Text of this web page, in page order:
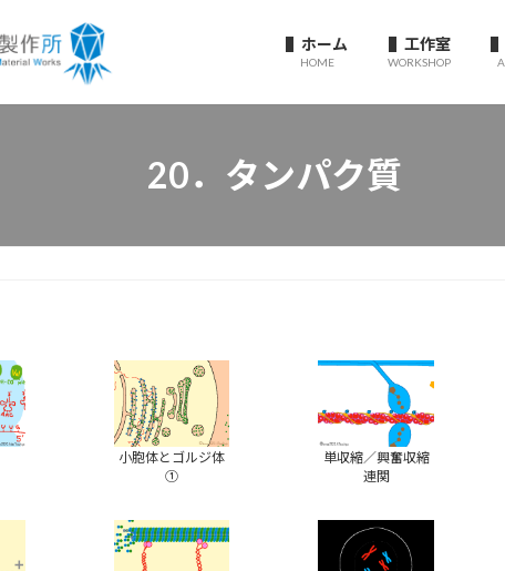
▌ホーム
HOME
▌工作室
WORKSHOP
20．タンパク質
小胞体とゴルジ体
①
単収縮／興奮収縮
連関